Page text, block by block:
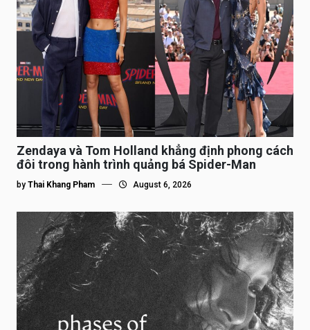
Zendaya và Tom Holland khẳng định phong cách
đôi trong hành trình quảng bá Spider-Man
by Thai Khang Pham August 6, 2026